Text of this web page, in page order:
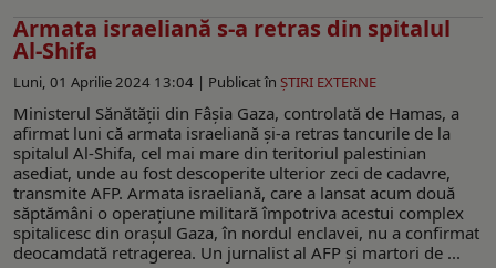
Armata israeliană s-a retras din spitalul
Al-Shifa
Luni, 01 Aprilie 2024 13:04 | Publicat în ŞTIRI EXTERNE
Ministerul Sănătăţii din Fâşia Gaza, controlată de Hamas, a
afirmat luni că armata israeliană şi-a retras tancurile de la
spitalul Al-Shifa, cel mai mare din teritoriul palestinian
asediat, unde au fost descoperite ulterior zeci de cadavre,
transmite AFP. Armata israeliană, care a lansat acum două
săptămâni o operaţiune militară împotriva acestui complex
spitalicesc din oraşul Gaza, în nordul enclavei, nu a confirmat
deocamdată retragerea. Un jurnalist al AFP şi martori de ...